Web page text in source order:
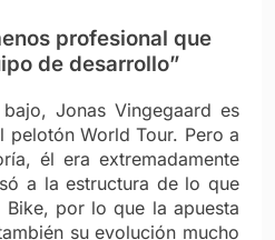
profesional que
de desarrollo”
Jonas Vingegaard es
pelotón World Tour. Pero a
él era extremadamente
a la estructura de lo que
Bike, por lo que la apuesta
su evolución mucho